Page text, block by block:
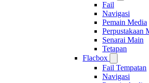
Fail
Navigasi
Pemain Media
Perpustakaan
Senarai Main
Tetapan
Flacbox
Fail Tempatan
Navigasi